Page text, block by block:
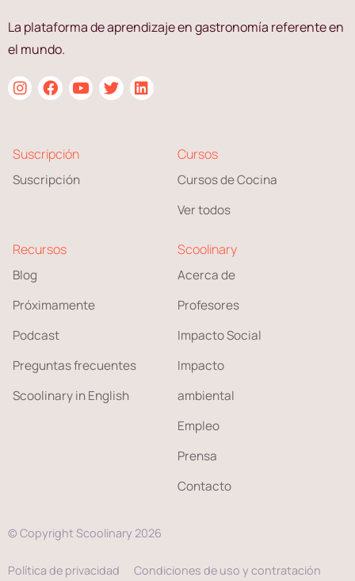
La plataforma de aprendizaje en gastronomía referente en
el mundo.
Suscripción
Suscripción
Cursos
Cursos de Cocina
Ver todos
Recursos
Blog
Próximamente
Podcast
Preguntas frecuentes
Scoolinary in English
Scoolinary
Acerca de
Profesores
Impacto Social
Impacto
ambiental
Empleo
Prensa
Contacto
© Copyright Scoolinary 2026
Política de privacidad Condiciones de uso y contratación